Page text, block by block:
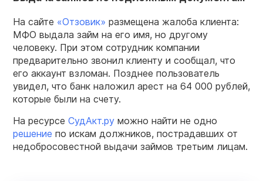
На сайте «Отзовик» размещена жалоба клиента:
МФО выдала займ на его имя, но другому
человеку. При этом сотрудник компании
предварительно звонил клиенту и сообщал, что
его аккаунт взломан. Позднее пользователь
увидел, что банк наложил арест на 64 000 рублей,
которые были на счету.
На ресурсе СудАкт.ру можно найти не одно
решение по искам должников, пострадавших от
недобросовестной выдачи займов третьим лицам.